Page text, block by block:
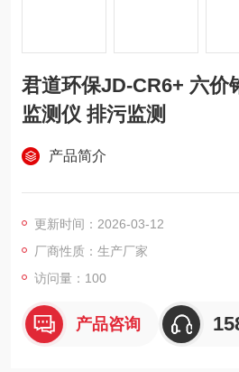
君道环保JD-CR6+ 六价
监测仪 排污监测
产品简介
更新时间：2026-03-12
厂商性质：生产厂家
访问量：100
产品咨询